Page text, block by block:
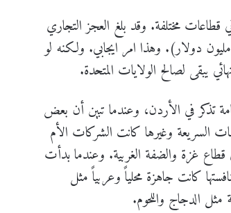
قطاعات مختلفة. وقد بلغ العجز التجاري
الاميركي مع الاردن حوالي (161) مليون دينار (حوالي 340 مليون دولار). وهذا امر ايجابي. ولكنه لو
يبقى لصالح الولايات المتحدة.
تذكر في الأردن، وعندما تبين أن بعض
السريعة وغيرها كانت الشركات الأم
قطاع غزة والضفة الغربية. وعندما بدأت
كانت جاهزة محلياً وعربياً مثل
الدجاج واللحوم.